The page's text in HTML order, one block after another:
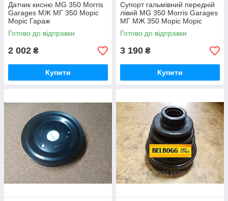
Датчик кисню MG 350 Morris
Garages МЖ МГ 350 Моріс
Моріс Гараж
Готово до відправки
2 002 ₴
Купити
Супорт гальмівний передній
лівий MG 350 Morris Garages
МГ МЖ 350 Моріс Моріс
Гараж
Готово до відправки
3 190 ₴
Купити